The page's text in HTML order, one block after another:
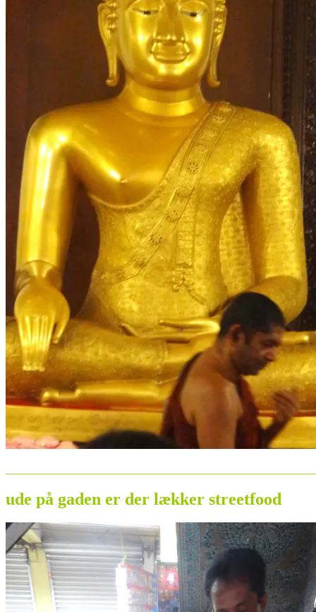
ude på gaden er der lækker streetfood